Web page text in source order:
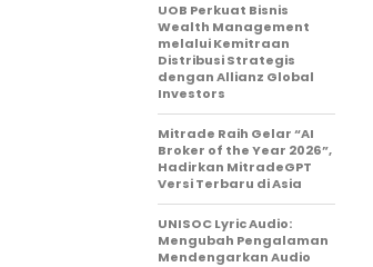
UOB Perkuat Bisnis
Wealth Management
melalui Kemitraan
Distribusi Strategis
dengan Allianz Global
Investors
Mitrade Raih Gelar “AI
Broker of the Year 2026”,
Hadirkan MitradeGPT
Versi Terbaru di Asia
UNISOC Lyric Audio:
Mengubah Pengalaman
Mendengarkan Audio